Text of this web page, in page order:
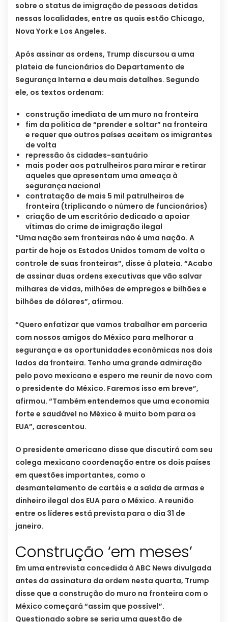
sobre o status de imigração de pessoas detidas
nessas localidades, entre as quais estão Chicago,
Nova York e Los Angeles.
Após assinar as ordens, Trump discursou a uma
plateia de funcionários do Departamento de
Segurança Interna e deu mais detalhes. Segundo
ele, os textos ordenam:
construção imediata de um muro na fronteira
fim da politica de “prender e soltar” na fronteira
e requer que outros países aceitem os imigrantes
de volta
repressão às cidades-santuário
mais poder aos patrulheiros para mirar e retirar
aqueles que apresentam uma ameaça à
segurança nacional
contratação de mais 5 mil patrulheiros de
fronteira (triplicando o número de funcionários)
criação de um escritório dedicado a apoiar
vítimas do crime de imigração ilegal
“Uma nação sem fronteiras não é uma nação. A
partir de hoje os Estados Unidos tomam de volta o
controle de suas fronteiras”, disse à plateia. “Acabo
de assinar duas ordens executivas que vão salvar
milhares de vidas, milhões de empregos e bilhões e
bilhões de dólares”, afirmou.
“Quero enfatizar que vamos trabalhar em parceria
com nossos amigos do México para melhorar a
segurança e as oportunidades econômicas nos dois
lados da fronteira. Tenho uma grande admiração
pelo povo mexicano e espero me reunir de novo com
o presidente do México. Faremos isso em breve”,
afirmou. “Também entendemos que uma economia
forte e saudável no México é muito bom para os
EUA”, acrescentou.
O presidente americano disse que discutirá com seu
colega mexicano coordenação entre os dois países
em questões importantes, como o
desmantelamento de cartéis e a saída de armas e
dinheiro ilegal dos EUA para o México. A reunião
entre os líderes está prevista para o dia 31 de
janeiro.
Construção ‘em meses’
Em uma entrevista concedida à ABC News divulgada
antes da assinatura da ordem nesta quarta, Trump
disse que a construção do muro na fronteira com o
México começará “assim que possível”.
Questionado sobre se seria uma questão de